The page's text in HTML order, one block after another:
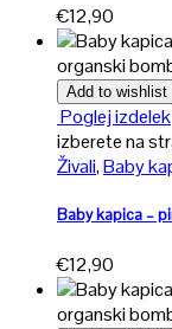
€12,90
organski
Add to wishlist
Poglej izdelek
izberete na
Živali,Baby
Baby kapica –
€12,90
organski